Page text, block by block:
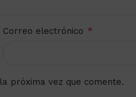
Correo electrónico *
próxima vez que comente.